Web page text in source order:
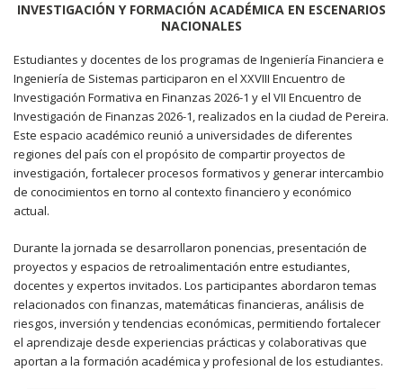
INVESTIGACIÓN Y FORMACIÓN ACADÉMICA EN ESCENARIOS
NACIONALES
Estudiantes y docentes de los programas de Ingeniería Financiera e
Ingeniería de Sistemas participaron en el XXVIII Encuentro de
Investigación Formativa en Finanzas 2026-1 y el VII Encuentro de
Investigación de Finanzas 2026-1, realizados en la ciudad de Pereira.
Este espacio académico reunió a universidades de diferentes
regiones del país con el propósito de compartir proyectos de
investigación, fortalecer procesos formativos y generar intercambio
de conocimientos en torno al contexto financiero y económico
actual.
Durante la jornada se desarrollaron ponencias, presentación de
proyectos y espacios de retroalimentación entre estudiantes,
docentes y expertos invitados. Los participantes abordaron temas
relacionados con finanzas, matemáticas financieras, análisis de
riesgos, inversión y tendencias económicas, permitiendo fortalecer
el aprendizaje desde experiencias prácticas y colaborativas que
aportan a la formación académica y profesional de los estudiantes.